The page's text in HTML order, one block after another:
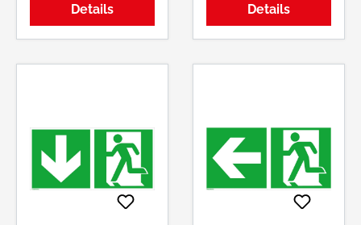
Details Details